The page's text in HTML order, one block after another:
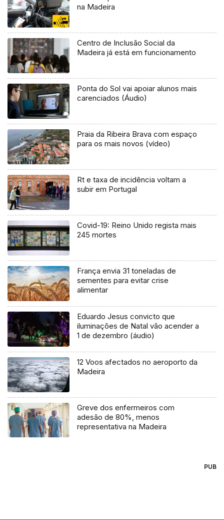
na Madeira
Centro de Inclusão Social da
Madeira já está em funcionamento
Ponta do Sol vai apoiar alunos mais
carenciados (Áudio)
Praia da Ribeira Brava com espaço
para os mais novos (vídeo)
Rt e taxa de incidência voltam a
subir em Portugal
Covid-19: Reino Unido regista mais
245 mortes
França envia 31 toneladas de
sementes para evitar crise
alimentar
Eduardo Jesus convicto que
iluminações de Natal vão acender a
1 de dezembro (áudio)
12 Voos afectados no aeroporto da
Madeira
Greve dos enfermeiros com
adesão de 80%, menos
representativa na Madeira
PUB